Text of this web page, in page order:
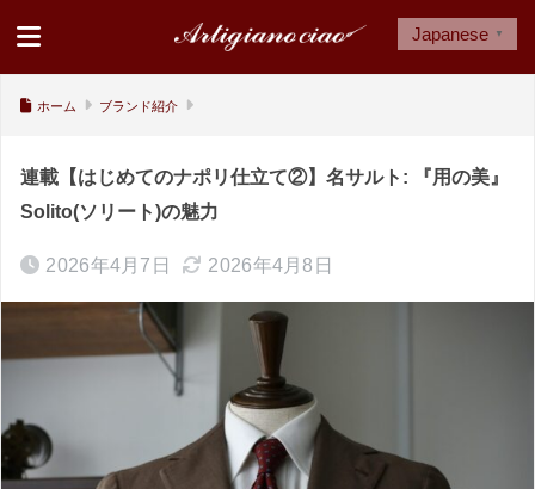
ホーム ブランド紹介
連載【はじめてのナポリ仕立て②】名サルト: 『用の美』
Solito(ソリート)の魅力
2026年4月7日 2026年4月8日
Japanese ▼